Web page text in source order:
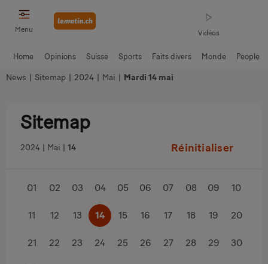
Menu
Home Opinions Suisse Sports Faits divers Monde People
Vidéos
News | Sitemap | 2024 | Mai | Mardi 14 mai
Sitemap
2024 Mai 14 Réinitialiser
01 02 03 04 05 06 07 08 09 10
11 12 13 14 15 16 17 18 19 20
21 22 23 24 25 26 27 28 29 30